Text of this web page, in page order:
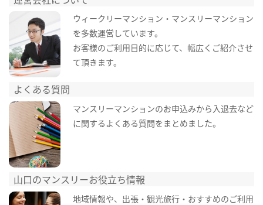
ウィークリーマンション・マンスリーマンション
を多数運営しています。
お客様のご利用目的に応じて、幅広くご紹介させ
て頂きます。
よくある質問
マンスリーマンションのお申込みから入退去など
に関するよくある質問をまとめました。
山口のマンスリーお役立ち情報
地域情報や、出張・観光旅行・おすすめのご利用